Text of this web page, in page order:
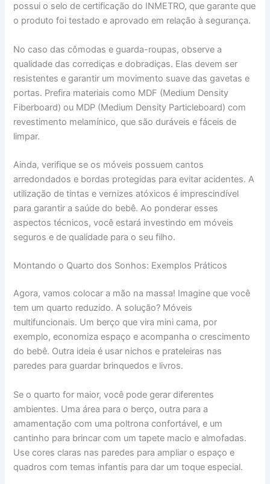
possui o selo de certificação do INMETRO, que garante que
o produto foi testado e aprovado em relação à segurança.
No caso das cômodas e guarda-roupas, observe a
qualidade das corrediças e dobradiças. Elas devem ser
resistentes e garantir um movimento suave das gavetas e
portas. Prefira materiais como MDF (Medium Density
Fiberboard) ou MDP (Medium Density Particleboard) com
revestimento melamínico, que são duráveis e fáceis de
limpar.
Ainda, verifique se os móveis possuem cantos
arredondados e bordas protegidas para evitar acidentes. A
utilização de tintas e vernizes atóxicos é imprescindível
para garantir a saúde do bebê. Ao ponderar esses
aspectos técnicos, você estará investindo em móveis
seguros e de qualidade para o seu filho.
Montando o Quarto dos Sonhos: Exemplos Práticos
Agora, vamos colocar a mão na massa! Imagine que você
tem um quarto reduzido. A solução? Móveis
multifuncionais. Um berço que vira mini cama, por
exemplo, economiza espaço e acompanha o crescimento
do bebê. Outra ideia é usar nichos e prateleiras nas
paredes para guardar brinquedos e livros.
Se o quarto for maior, você pode gerar diferentes
ambientes. Uma área para o berço, outra para a
amamentação com uma poltrona confortável, e um
cantinho para brincar com um tapete macio e almofadas.
Use cores claras nas paredes para ampliar o espaço e
quadros com temas infantis para dar um toque especial.